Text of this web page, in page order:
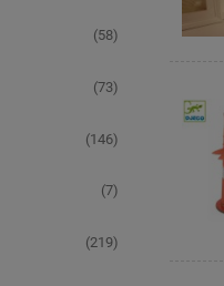
(58)
(73)
(146)
(7)
(219)